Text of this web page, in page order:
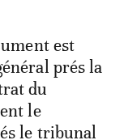
est
prés la
du
le
le tribunal